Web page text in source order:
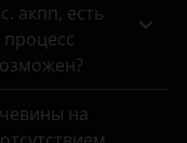
акпп, есть
на